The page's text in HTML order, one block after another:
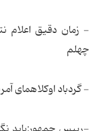
- زمان دقیق اعلام
چهلم
- گردباد اوکلاهمای آمریكا بیش از